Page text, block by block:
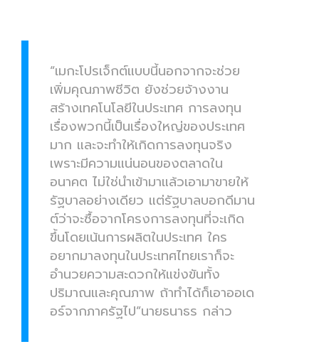
“เมกะโปรเจ็กต์แบบนี้นอกจากจะช่วย
เพิ่มคุณภาพชีวิต ยังช่วยจ้างงาน
สร้างเทคโนโลยีในประเทศ การลงทุน
เรื่องพวกนี้เป็นเรื่องใหญ่ของประเทศ
มาก และจะทำให้เกิดการลงทุนจริง
เพราะมีความแน่นอนของตลาดใน
อนาคต ไม่ใช่นำเข้ามาแล้วเอามาขายให้
รัฐบาลอย่างเดียว แต่รัฐบาลบอกดีมาน
ต์ว่าจะซื้อจากโครงการลงทุนที่จะเกิด
ขึ้นโดยเน้นการผลิตในประเทศ ใคร
อยากมาลงทุนในประเทศไทยเราก็จะ
อำนวยความสะดวกให้แข่งขันทั้ง
ปริมาณและคุณภาพ ถ้าทำได้ก็เอาออเด
อร์จากภาครัฐไป”นายธนาธร กล่าว